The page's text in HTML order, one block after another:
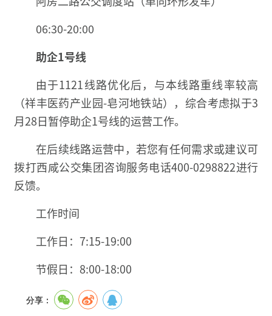
06:30-20:00
助企1号线
由于1121线路优化后，与本线路重线率较高
（祥丰医药产业园-皂河地铁站），综合考虑拟于3
月28日暂停助企1号线的运营工作。
在后续线路运营中， 若您有任何需求或建议可
拨打西咸公交集团咨询服务电话400-0298822进行
反馈。
工作时间
工作日：7:15-19:00
节假日：8:00-18:00
分享：